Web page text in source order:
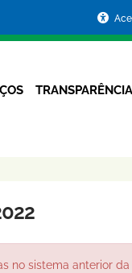
TRANSPARÊNCIA
no sistema anterior